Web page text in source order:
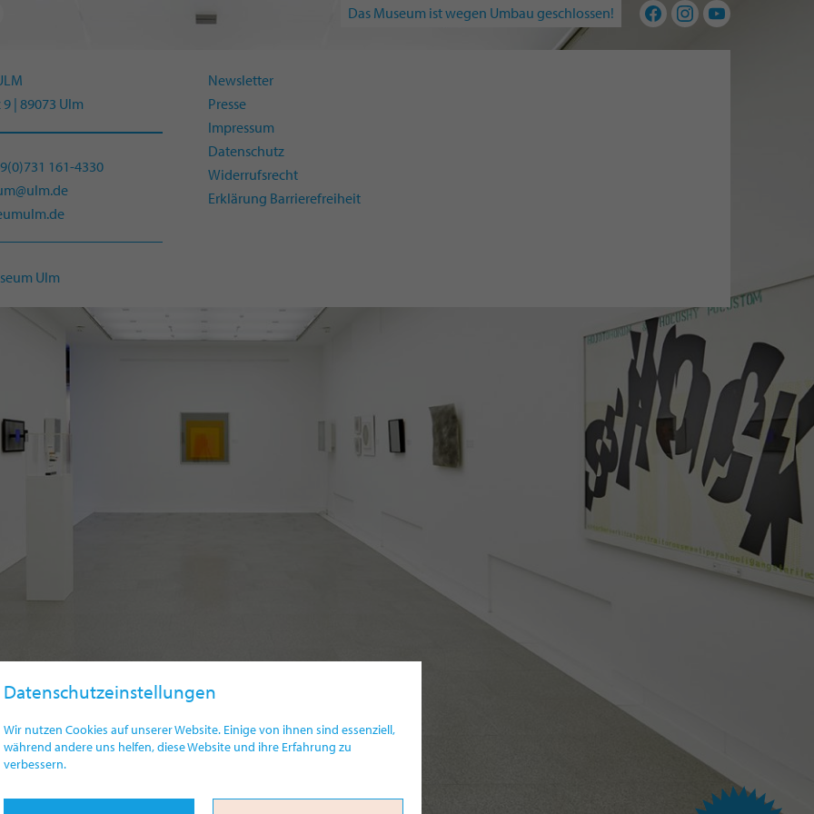
Datenschutzeinstellungen
Wir nutzen Cookies auf unserer Website. Einige von ihnen sind essenziell,
während andere uns helfen, diese Website und ihre Erfahrung zu
verbessern.
Das Museum ist wegen Umbau geschlossen!
| 89073 Ulm
161-4330
Newsletter
Presse
Impressum
Datenschutz
Widerrufsrecht
Erklärung Barrierefreiheit
Ulm